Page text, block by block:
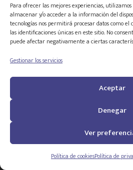
Para ofrecer las mejores experiencias, utilizamos
almacenar y/o acceder a la información del
tecnologías nos permitirá procesar datos como
las identificaciones únicas en este sitio. No
puede afectar negativamente a ciertas
Gestionar los servicios
Aceptar
Denegar
Ver
Política de cookiesPolítica de
– A partir de que el entorno
posiciones,la persona
directamente por la
Al principio puede que
tratando de loco”. Porque
enfermedad y rechaza
Pero en ese momento es
una línea de coherencia
del entorno que están